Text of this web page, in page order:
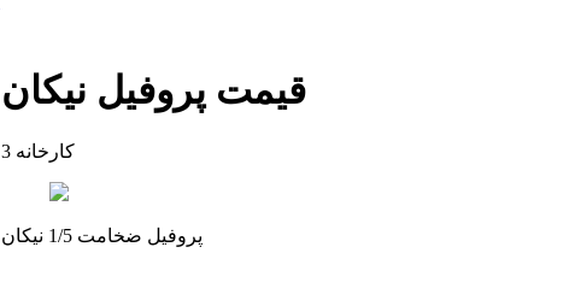
قیمت پروفیل نیکان
3 کارخانه
پروفیل ضخامت 1/5 نیکان